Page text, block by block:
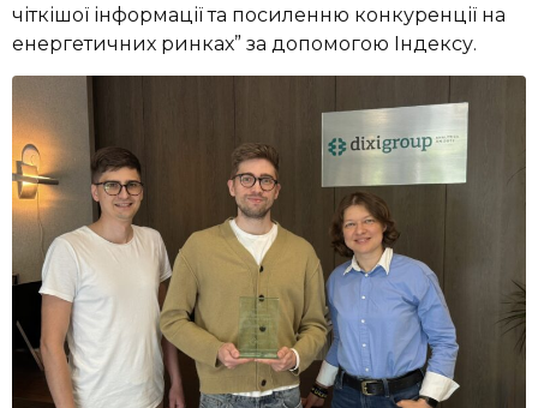
чіткішої інформації та посиленню конкуренції на
енергетичних ринках” за допомогою Індексу.